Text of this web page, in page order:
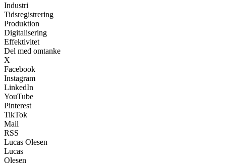
Industri
Tidsregistrering
Produktion
Digitalisering
Effektivitet
Del med omtanke
X
Facebook
Instagram
LinkedIn
YouTube
Pinterest
TikTok
Mail
RSS
Lucas Olesen
Lucas
Olesen